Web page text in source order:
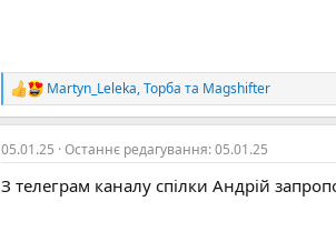
Р
е
а
к
ц
і
Martyn_Leleka,Торба та Magshifter
05.01.25 Останнє редагування:05.01.25
З телеграм каналу спілки Андрій